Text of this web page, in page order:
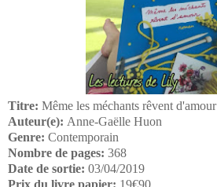
Titre: Même les méchants rêvent d'amour
Auteur(e): Anne-Gaëlle Huon
Genre: Contemporain
Nombre de pages: 368
Date de sortie: 03/04/2019
Prix du livre papier: 19€90